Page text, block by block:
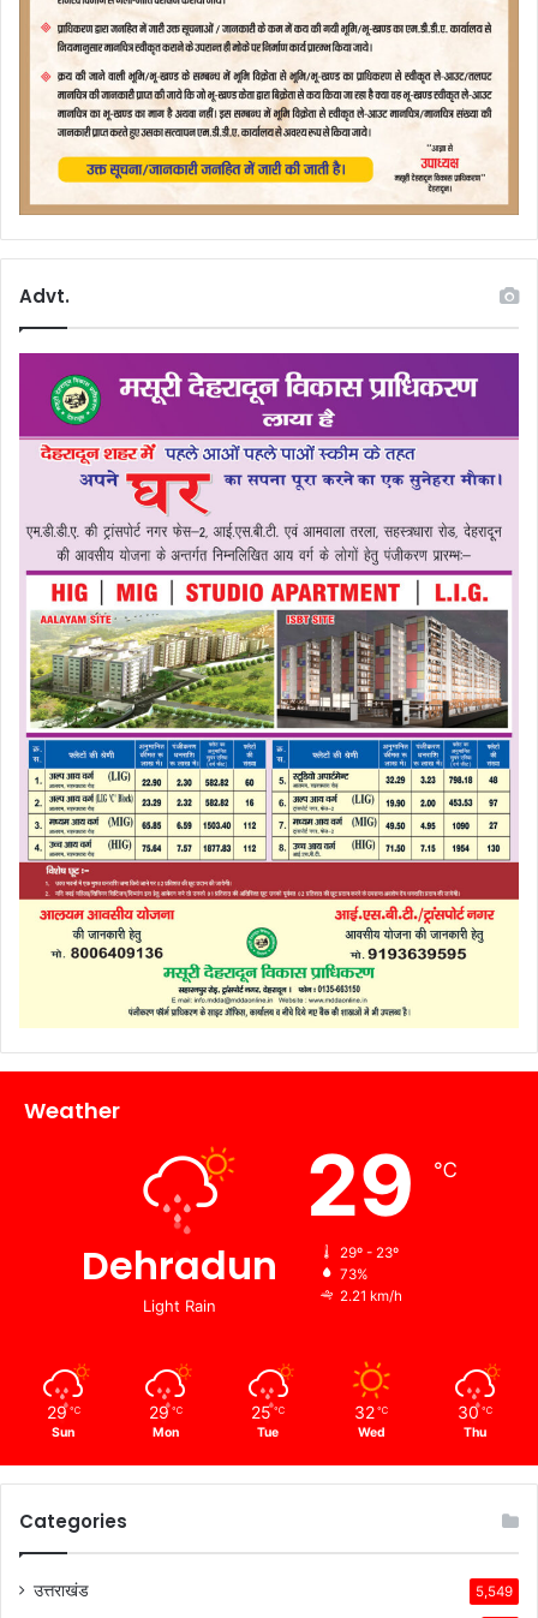
Advt.
Weather
Dehradun
Light Rain
29 ℃
29º - 23º
73%
2.21 km/h
29 ℃
Sun
29 ℃
Mon
25 ℃
Tue
32 ℃
Wed
30 ℃
Thu
Categories
उत्तराखंड 5,549